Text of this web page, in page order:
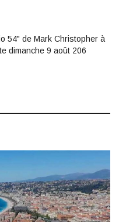
54" de Mark Christopher à
dimanche 9 août 206